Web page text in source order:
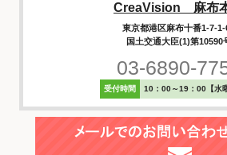
CreaVision 麻布
東京都港区麻布十番1-7-1-
国土交通大臣(1)第10590
03-6890-
受付時間 10：00～19：00【水